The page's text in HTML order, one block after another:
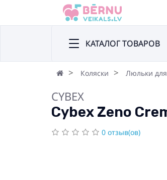
КАТАЛОГ ТОВАРОВ
Коляски Люльки
CYBEX
Cybex Zeno
0 отзыв(ов)